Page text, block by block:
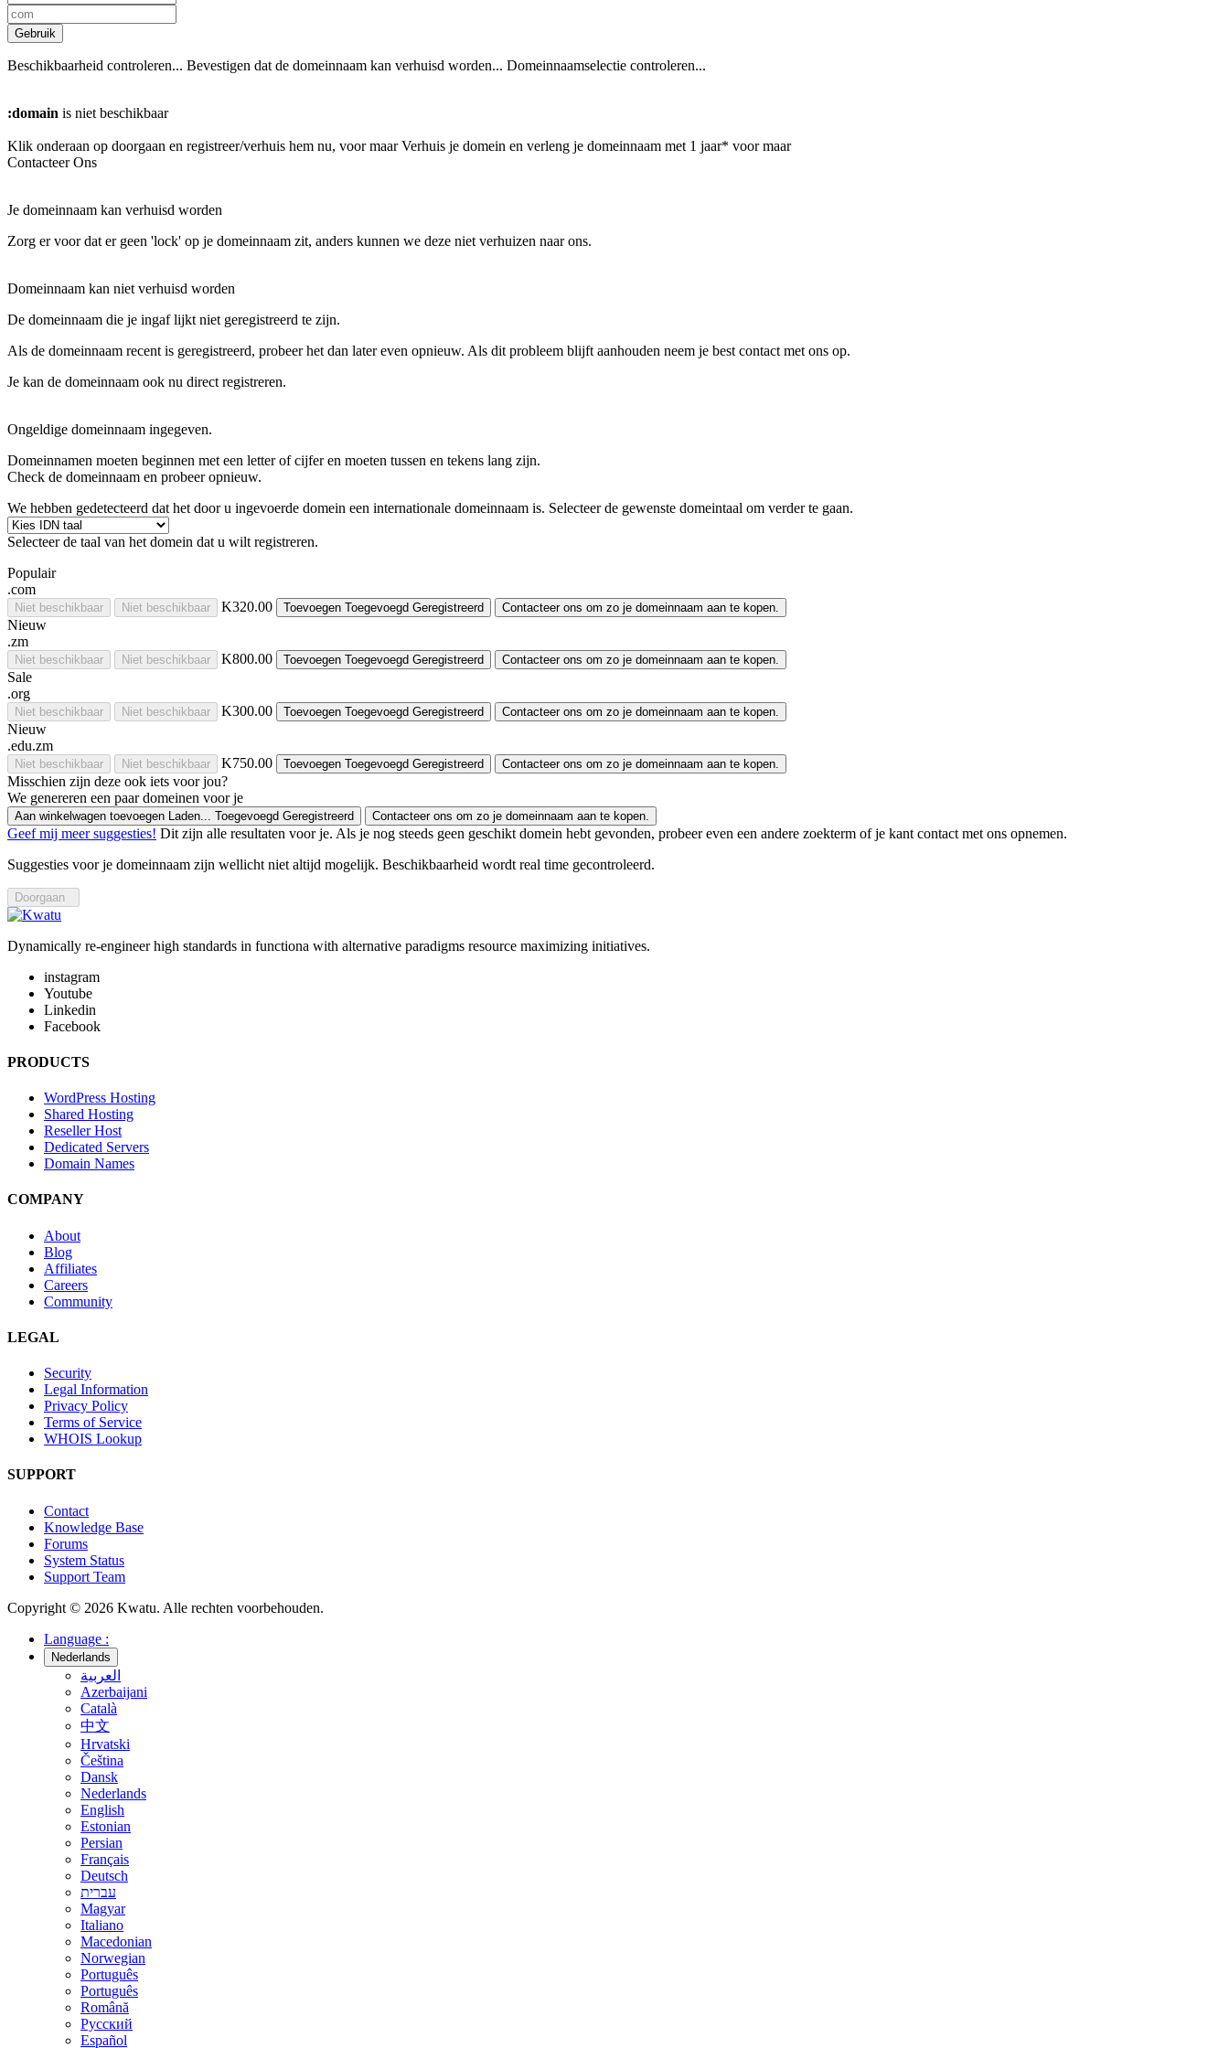
Gebruik
Beschikbaarheid controleren... Bevestigen dat de domeinnaam kan verhuisd worden... Domeinnaamselectie controleren...
:domain is niet beschikbaar
Klik onderaan op doorgaan en registreer/verhuis hem nu, voor maar Verhuis je domein en verleng je domeinnaam met 1 jaar* voor maar
Contacteer Ons
Je domeinnaam kan verhuisd worden
Zorg er voor dat er geen 'lock' op je domeinnaam zit, anders kunnen we deze niet verhuizen naar ons.
Domeinnaam kan niet verhuisd worden
De domeinnaam die je ingaf lijkt niet geregistreerd te zijn.
Als de domeinnaam recent is geregistreerd, probeer het dan later even opnieuw. Als dit probleem blijft aanhouden neem je best contact met ons op.
Je kan de domeinnaam ook nu direct registreren.
Ongeldige domeinnaam ingegeven.
Domeinnamen moeten beginnen met een letter of cijferen moeten tussen en tekens lang zijn.
Check de domeinnaam en probeer opnieuw.
We hebben gedetecteerd dat het door u ingevoerde domein een internationale domeinnaam is. Selecteer de gewenste domeintaal om verder te gaan.
Selecteer de taal van het domein dat u wilt registreren.
Populair
.com
Niet beschikbaar Niet beschikbaar K320.00 Toevoegen Toegevoegd Geregistreerd Contacteer ons om zo je domeinnaam aan te kopen.
Nieuw
.zm
Niet beschikbaar Niet beschikbaar K800.00 Toevoegen Toegevoegd Geregistreerd Contacteer ons om zo je domeinnaam aan te kopen.
Sale
.org
Niet beschikbaar Niet beschikbaar K300.00 Toevoegen Toegevoegd Geregistreerd Contacteer ons om zo je domeinnaam aan te kopen.
Nieuw
.edu.zm
Niet beschikbaar Niet beschikbaar K750.00 Toevoegen Toegevoegd Geregistreerd Contacteer ons om zo je domeinnaam aan te kopen.
Misschien zijn deze ook iets voor jou?
We genereren een paar domeinen voor je
Aan winkelwagen toevoegen Laden... Toegevoegd Geregistreerd Contacteer ons om zo je domeinnaam aan te kopen.
Geef mij meer suggesties! Dit zijn alle resultaten voor je. Als je nog steeds geen geschikt domein hebt gevonden, probeer even een andere zoekterm of je kant contact met ons opnemen.
Suggesties voor je domeinnaam zijn wellicht niet altijd mogelijk. Beschikbaarheid wordt real time gecontroleerd.
Dynamically re-engineer high standards in functiona with alternative paradigms resource maximizing initiatives.
instagram
Youtube
Linkedin
Facebook
PRODUCTS
WordPress Hosting
Shared Hosting
Reseller Host
Dedicated Servers
Domain Names
COMPANY
About
Blog
Affiliates
Careers
Community
LEGAL
Security
Legal Information
Privacy Policy
Terms of Service
WHOIS Lookup
SUPPORT
Contact
Knowledge Base
Forums
System Status
Support Team
Copyright © 2026 Kwatu. Alle rechten voorbehouden.
Language :
Nederlands
العربية
Azerbaijani
Català
中文
Hrvatski
Čeština
Dansk
Nederlands
English
Estonian
Persian
Français
Deutsch
עברית
Magyar
Italiano
Macedonian
Norwegian
Português
Português
Română
Русский
Español